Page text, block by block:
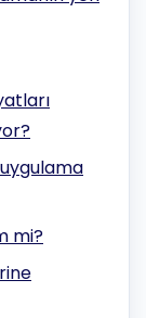
mi?